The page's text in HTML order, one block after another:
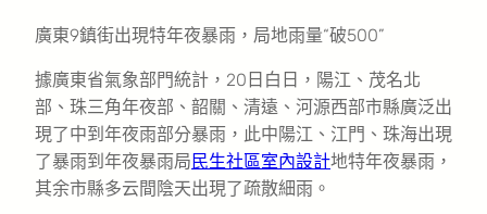
廣東9鎮街出現特年夜暴雨，局地雨量“破500”
據廣東省氣象部門統計，20日白日，陽江、茂名北
部、珠三角年夜部、韶關、清遠、河源西部市縣廣泛出
現了中到年夜雨部分暴雨，此中陽江、江門、珠海出現
了暴雨到年夜暴雨局 民生社區室內設計地特年夜暴雨，
其余市縣多云間陰天出現了疏散細雨。